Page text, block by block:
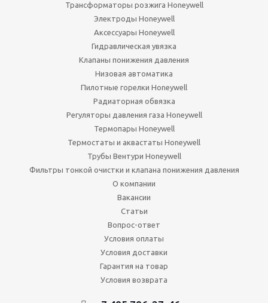
Трансформаторы розжига Honeywell
Электроды Honeywell
Аксессуары Honeywell
Гидравлическая увязка
Клапаны понижения давления
Низовая автоматика
Пилотные горелки Honeywell
Радиаторная обвязка
Регуляторы давления газа Honeywell
Термопары Honeywell
Термостаты и аквастаты Honeywell
Трубы Вентури Honeywell
Фильтры тонкой очистки и клапана понижения давления
О компании
Вакансии
Статьи
Вопрос-ответ
Условия оплаты
Условия доставки
Гарантия на товар
Условия возврата